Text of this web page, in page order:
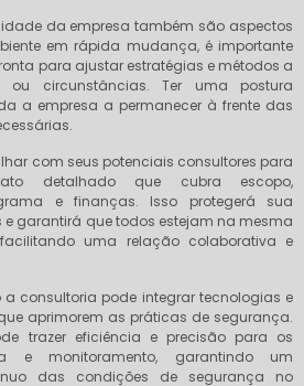
da empresa também são aspectos
em rápida mudança, é importante
para ajustar estratégias e métodos a
ou circunstâncias. Ter uma postura
a empresa a permanecer à frente das
com seus potenciais consultores para
detalhado que cubra escopo,
e finanças. Isso protegerá sua
garantirá que todos estejam na mesma
uma relação colaborativa e
consultoria pode integrar tecnologias e
aprimorem as práticas de segurança.
trazer eficiência e precisão para os
e monitoramento, garantindo um
das condições de segurança no